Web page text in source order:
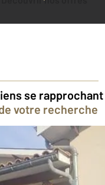
se rapprochant
votre recherche